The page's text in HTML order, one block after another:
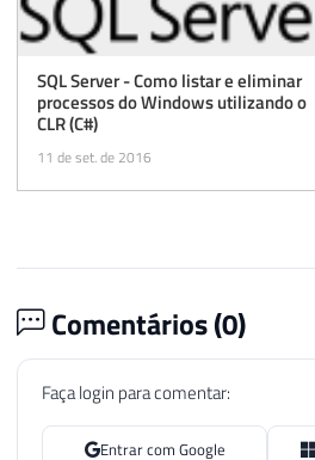
SQL Server - Como listar e eliminar
processos do Windows utilizando o
CLR (C#)
11 de set. de 2016
Comentários (0)
Faça login para comentar:
Entrar com Google